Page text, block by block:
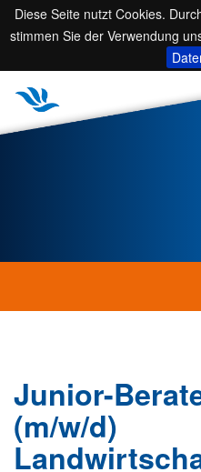
Diese Seite nutzt Cookies.
stimmen Sie der Verwendung
Junior-
(m/w/d)